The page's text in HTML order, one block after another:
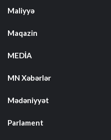
Maliyyə
Maqazin
MEDİA
MN Xəbərlər
Mədəniyyət
Parlament